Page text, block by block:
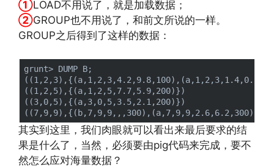
①LOAD不用说了，就是加载数据；
②GROUP也不用说了，和前文所说的一样。
GROUP之后得到了这样的数据：
grunt> DUMP B;
((1,2,5),{(a,1,2,5,7.7,5.9,200)})
((3,0,5),{(a,3,0,5,3.5,2.1,200)})
其实到这里，我们肉眼就可以看出来最后要求的结
果是什么了，当然，必须要由pig代码来完成，要不
然怎么应对海量数据？